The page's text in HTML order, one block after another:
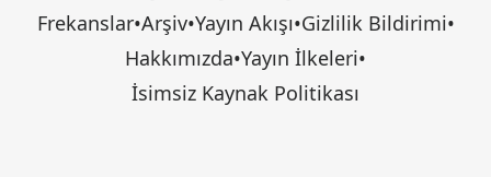
Frekanslar•Arşiv•Yayın Akışı•Gizlilik Bildirimi•
Hakkımızda•Yayın İlkeleri•
İsimsiz Kaynak Politikası